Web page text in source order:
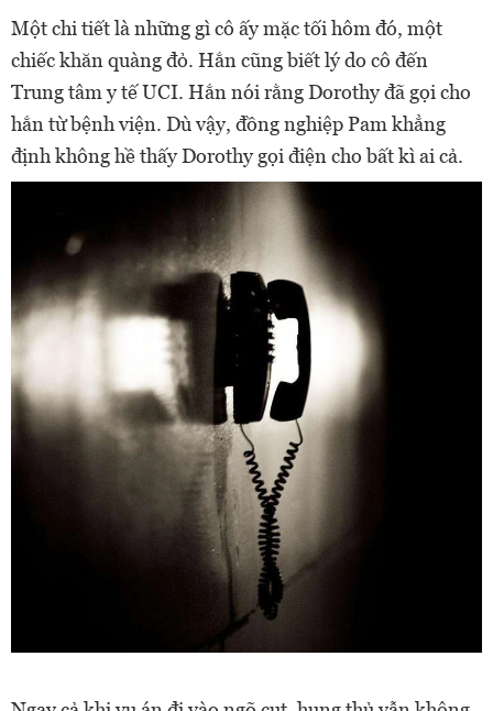
Một chi tiết là những gì cô ấy mặc tối hôm đó, một
chiếc khăn quàng đỏ. Hắn cũng biết lý do cô đến
Trung tâm y tế UCI. Hắn nói rằng Dorothy đã gọi cho
hắn từ bệnh viện. Dù vậy, đồng nghiệp Pam khẳng
định không hề thấy Dorothy gọi điện cho bất kì ai cả.